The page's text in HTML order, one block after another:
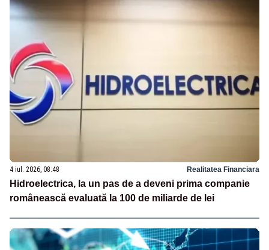
4 iul. 2026, 08:48 Realitatea Financiara
Hidroelectrica, la un pas de a deveni prima companie
românească evaluată la 100 de miliarde de lei